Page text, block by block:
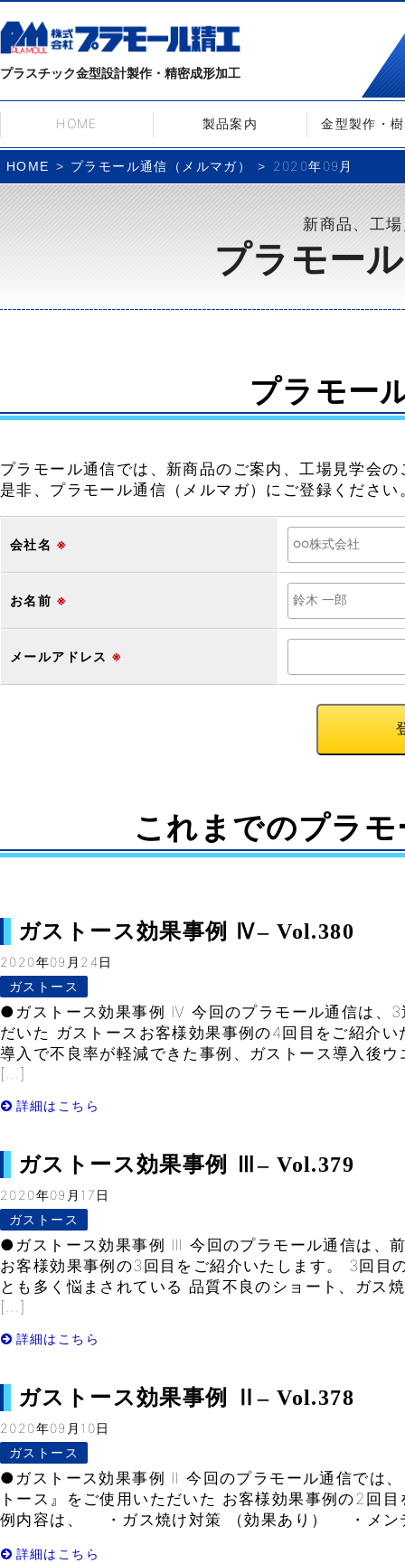
プラスチック金型設計製作・精密成形加工
HOME 製品案内 金型製作・
HOME プラモール通信（メルマガ） 2020年09月
新商品、工
プラモー
プラモー
プラモール通信では、新商品のご案内、工場見学会
是非、プラモール通信（メルマガ）にご登録ください
会社名 ※
お名前 ※
メールアドレス ※
これまでのプラ
ガストース効果事例 Ⅳ– Vol.380
2020年09月24日
ガストース
●ガストース効果事例 Ⅳ 今回のプラモール通信は、3
だいた ガストースお客様効果事例の4回目をご紹介
導入で不良率が軽減できた事例、ガストース導入後
[…]
詳細はこちら
ガストース効果事例 Ⅲ– Vol.379
2020年09月17日
ガストース
●ガストース効果事例 Ⅲ 今回のプラモール通信は、
お客様効果事例の3回目をご紹介いたします。 3回目
とも多く悩まされている 品質不良のショート、ガス
[…]
詳細はこちら
ガストース効果事例 Ⅱ– Vol.378
2020年09月10日
ガストース
●ガストース効果事例 Ⅱ 今回のプラモール通信では
トース』をご使用いただいた お客様効果事例の2回
例内容は、 ・ガス焼け対策 （効果あり） ・メン
詳細はこちら